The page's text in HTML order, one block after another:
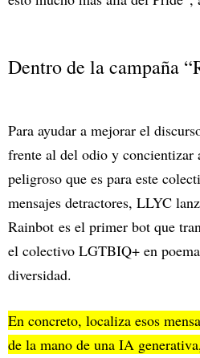
Dentro de la campaña
Para ayudar a mejorar el
frente al del odio y concientizar
peligroso que es para este
mensajes detractores, LLYC
Rainbot es el primer bot que
el colectivo LGTBIQ+ en
diversidad.
En concreto, localiza esos
de la mano de una IA